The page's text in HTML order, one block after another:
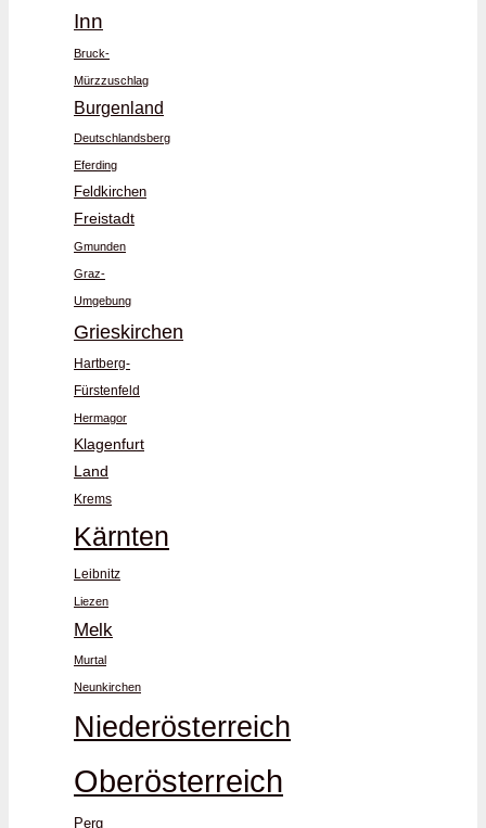
Inn
Bruck-
Mürzzuschlag
Burgenland
Deutschlandsberg
Eferding
Feldkirchen
Freistadt
Gmunden
Graz-
Umgebung
Grieskirchen
Hartberg-
Fürstenfeld
Hermagor
Klagenfurt
Land
Krems
Kärnten
Leibnitz
Liezen
Melk
Murtal
Neunkirchen
Niederösterreich
Oberösterreich
Perg